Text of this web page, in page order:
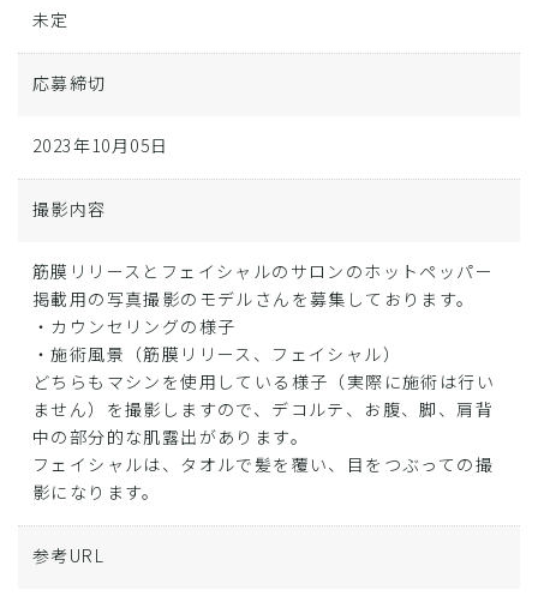
未定
応募締切
2023年10月05日
撮影内容
筋膜リリースとフェイシャルのサロンのホットペッパー
掲載用の写真撮影のモデルさんを募集しております。
・カウンセリングの様子
・施術風景（筋膜リリース、フェイシャル）
どちらもマシンを使用している様子（実際に施術は行い
ません）を撮影しますので、デコルテ、お腹、脚、肩背
中の部分的な肌露出があります。
フェイシャルは、タオルで髪を覆い、目をつぶっての撮
影になります。
参考URL